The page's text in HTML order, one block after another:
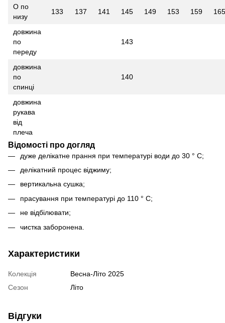
О по
низу
133 137 141 145 149 153 159 165
довжина
по
переду
143
довжина
по
спинці
140
довжина
рукава
від
плеча
Відомості про догляд
дуже делікатне прання при температурі води до 30 ° С;
делікатний процес віджиму;
вертикальна сушка;
прасування при температурі до 110 ° С;
не відбілювати;
чистка заборонена.
Характеристики
Колекція
Весна-Літо 2025
Сезон
Літо
Відгуки